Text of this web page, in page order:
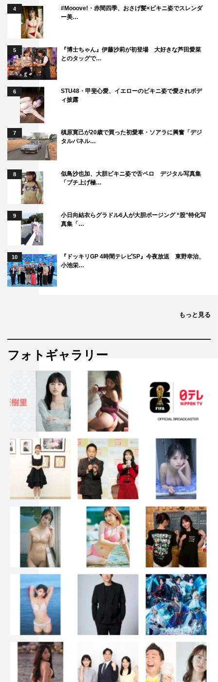
4
#Mooove!・赤間四季、おさげ髪×ビキニ姿でスレンダ
ー美…
5
『博士ちゃん』伊藤沙莉が初登場 大好きな芦田愛菜
とのタッグで…
6
STU48・甲斐心愛、イエローのビキニ姿で愛されボデ
ィ披露
7
槙原寛己が20歳で買った初愛車・ソアラに興奮「デジ
タルパネル…
8
似鳥沙也加、大胆ビキニ姿で舌ペロ デジタル写真集
「ブチ上げ極…
9
小日向結衣らグラドル6人が大胆ポージング “股”特化写
真集「…
10
『ドッキリGP 4時間テレビSP』今夜放送 東野幸治、
小池栄…
もっと見る
フォトギャラリー